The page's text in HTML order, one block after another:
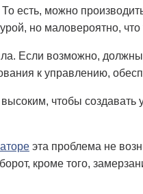
есть, можно
но маловероятно, что
Если возможно,
к управлению,
чтобы создавать
эта проблема не
кроме того,